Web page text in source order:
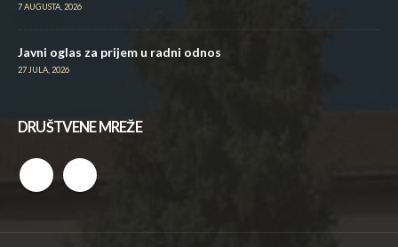
7 AUGUSTA, 2026
Javni oglas za prijem u radni odnos
27 JULA, 2026
DRUŠTVENE MREŽE